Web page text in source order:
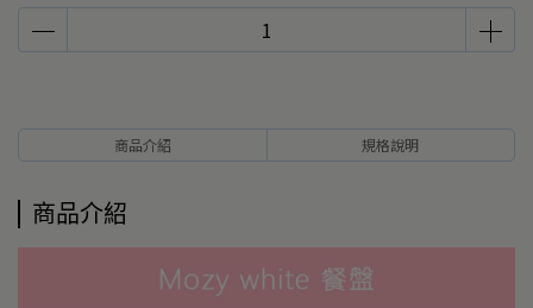
商品介紹 規格說明
商品介紹